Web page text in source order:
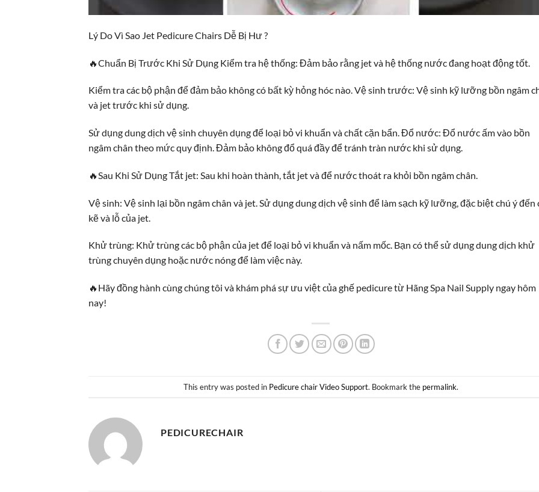
Lý Do Vì Sao Jet Pedicure Chairs Dễ Bị Hư ?
🔥Chuẩn Bị Trước Khi Sử Dụng Kiểm tra hệ thống: Đảm bảo rằng jet và hệ thống nước đang hoạt động tốt.
Kiểm tra các bộ phận để đảm bảo không có bất kỳ hỏng hóc nào. Vệ sinh trước: Vệ sinh kỹ lưỡng bồn ngâm
và jet trước khi sử dụng.
Sử dụng dung dịch vệ sinh chuyên dụng để loại bỏ vi khuẩn và chất cặn bẩn. Đổ nước: Đổ nước ấm vào bồn
ngâm chân theo mức quy định. Đảm bảo không đổ quá đầy để tránh tràn nước khi sử dụng.
🔥Sau Khi Sử Dụng Tắt jet: Sau khi hoàn thành, tắt jet và để nước thoát ra khỏi bồn ngâm chân.
Vệ sinh: Vệ sinh lại bồn ngâm chân và jet. Sử dụng dung dịch vệ sinh để làm sạch kỹ lưỡng, đặc biệt chú ý đến
kẽ và lỗ của jet.
Khử trùng: Khử trùng các bộ phận của jet để loại bỏ vi khuẩn và nấm mốc. Bạn có thể sử dụng dung dịch khử
trùng chuyên dụng hoặc nước nóng để làm việc này.
🔥Hãy đồng hành cùng chúng tôi và khám phá sự ưu việt của ghế pedicure từ Hãng Spa Nail Supply ngay hôm
nay!
This entry was posted in Pedicure chair Video Support. Bookmark the permalink.
PEDICURECHAIR